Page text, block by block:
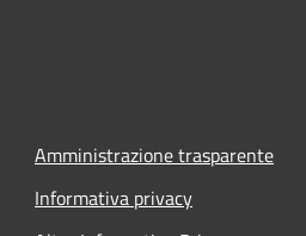
Amministrazione trasparente
Informativa privacy